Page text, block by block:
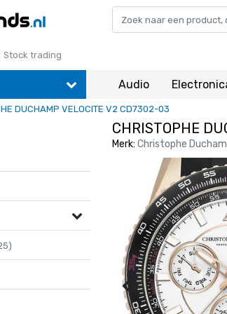
Stock trading
Audio
DUCHAMP VELOCITE V2 CD7302-03
CHRISTOPHE
Merk: Christophe